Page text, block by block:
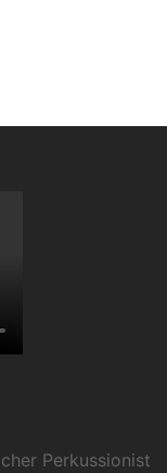
Perkussionist